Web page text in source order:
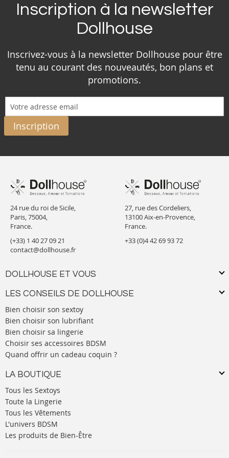
Inscription à la newsletter
Dollhouse
Inscrivez-vous à la newsletter Dollhouse pour être
tenu au courant des nouveautés, bon plans et
promotions.
Inscription
24 rue du roi de Sicile,
Paris, 75004,
France.
(+33) 1 40 27 09 21
contact@dollhouse.fr
DOLLHOUSE ET VOUS
LES CONSEILS DE DOLLHOUSE
Bien choisir son sextoy
Bien choisir son lubrifiant
Bien choisir sa lingerie
Choisir ses accessoires BDSM
Quand offrir un cadeau coquin ?
LA BOUTIQUE
Tous les Sextoys
Toute la Lingerie
Tous les Vêtements
L'univers BDSM
Les produits de Bien-Être
27, rue des Cordeliers,
13100 Aix-en-Provence,
France.
+33 (0)4 42 69 93 72